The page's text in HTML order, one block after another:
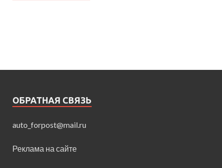
ОБРАТНАЯ СВЯЗЬ
auto_forpost@mail.ru
Реклама на сайте